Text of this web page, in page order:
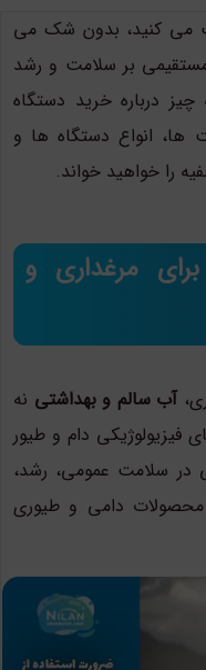
می کنید، بدون شک می
بر سلامت و رشد
درباره خرید دستگاه
ها، انواع دستگاه ها و
را خواهید خواند.
مرغداری و
آب سالم و بهداشتی نه
فیزیولوژیکی دام و طیور
سلامت عمومی، رشد،
محصولات دامی و طیوری